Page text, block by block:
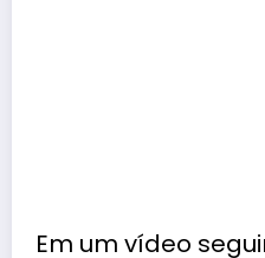
Em um vídeo